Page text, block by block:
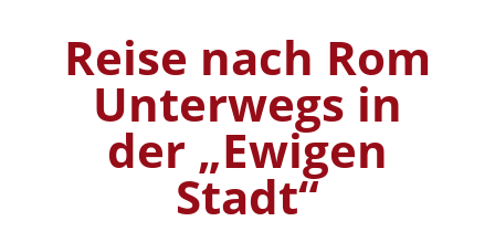
Reise nach Rom
Unterwegs in
der „Ewigen
Stadt“